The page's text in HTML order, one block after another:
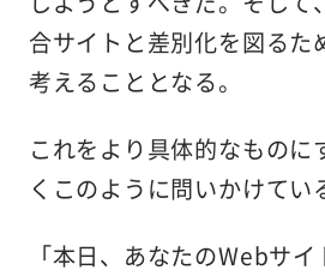
合サイトと差別化を図るた
考えることとなる。
これをより具体的なものに
くこのように問いかけてい
「本日、あなたのWebサ